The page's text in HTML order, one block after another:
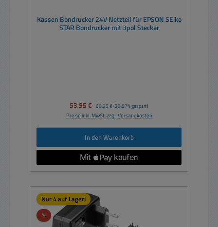
Kassen Bondrucker 24V Netzteil für EPSON SEiko
STAR Bondrucker mit 3pol Stecker
Verkaufspreis:
53,95 € Regulärer Preis:
69,95 € (22.87% gespart)
Preise inkl. MwSt. zzgl. Versandkosten
In den Warenkorb
Nur 4 auf Lager!
%Rabatt